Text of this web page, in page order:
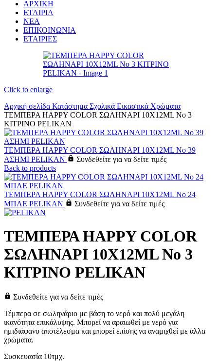
ΑΡΧΙΚΗ
ΕΤΑΙΡΙΑ
ΝΕΑ
ΕΠΙΚΟΙΝΩΝΙΑ
ΕΤΑΙΡΙΕΣ
Click to enlarge
Αρχική σελίδα Κατάστημα Σχολικά Εικαστικά Χρώματα
ΤΕΜΠΕΡΑ HAPPY COLOR ΣΩΛΗΝΑΡΙ 10X12ML No 3
ΚΙΤΡΙΝΟ PELIKAN
ΤΕΜΠΕΡΑ HAPPY COLOR ΣΩΛΗΝΑΡΙ 10X12ML No 39
ΑΣΗΜΙ PELIKAN
Συνδεθείτε για να δείτε τιμές
Back to products
ΤΕΜΠΕΡΑ HAPPY COLOR ΣΩΛΗΝΑΡΙ 10X12ML No 24
ΜΠΛΕ PELIKAN
Συνδεθείτε για να δείτε τιμές
ΤΕΜΠΕΡΑ HAPPY COLOR
ΣΩΛΗΝΑΡΙ 10X12ML No 3
ΚΙΤΡΙΝΟ PELIKAN
Συνδεθείτε για να δείτε τιμές
Τέμπερα σε σωληνάριο με βάση το νερό και πολύ μεγάλη
ικανότητα επικάλυψης. Μπορεί να αραιωθεί με νερό για
ημιδιάφανο αποτέλεσμα και μπορεί επίσης να αναμιχθεί με άλλα
χρώματα.
Συσκευασία 10τμχ.